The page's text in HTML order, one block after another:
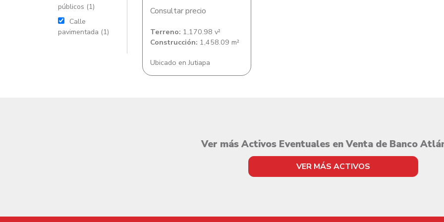
públicos (1)
Calle
pavimentada (1)
Consultar precio
Terreno: 1,170.98 v²
Construcción: 1,458.09 m²
Ubicado en Jutiapa
Ver más Activos Eventuales en Venta de Banco
VER MÁS ACTIVOS